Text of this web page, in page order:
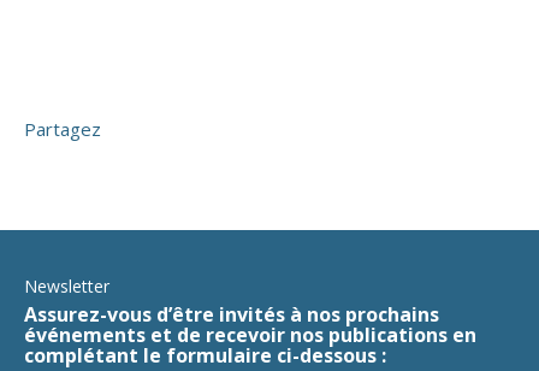
Partagez
Newsletter
Assurez-vous d’être invités à nos prochains
événements et de recevoir nos publications en
complétant le formulaire ci-dessous :